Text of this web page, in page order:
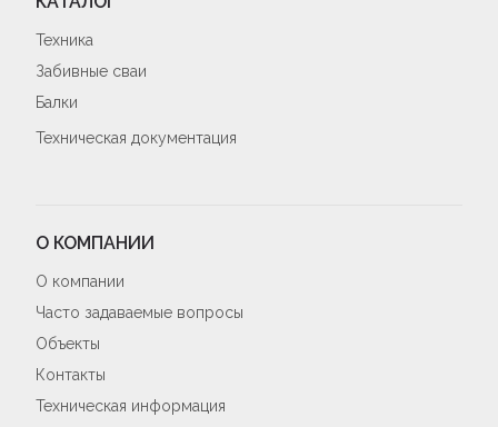
Техника
Забивные сваи
Балки
Техническая документация
О КОМПАНИИ
О компании
Часто задаваемые вопросы
Объекты
Контакты
Техническая информация